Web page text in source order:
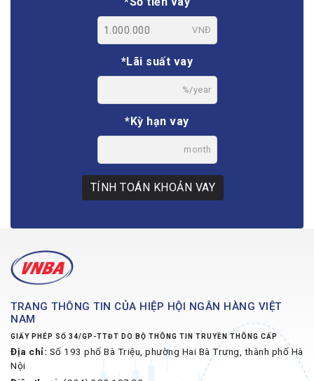
VNĐ
*Lãi suất vay
%/year
*Kỳ hạn vay
month
TÍNH TOÁN KHOẢN VAY
TRANG THÔNG TIN CỦA HIỆP HỘI NGÂN HÀNG VIỆT
NAM
GIẤY PHÉP SỐ 34/GP-TTĐT DO BỘ THÔNG TIN TRUYỀN THÔNG CẤP
Địa chỉ: Số 193 phố Bà Triệu, phường Hai Bà Trưng, thành phố Hà
Nội